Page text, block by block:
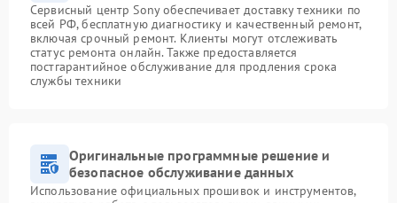
Сервисный центр Sony обеспечивает доставку техники по
всей РФ, бесплатную диагностику и качественный ремонт,
включая срочный ремонт. Клиенты могут отслеживать
статус ремонта онлайн. Также предоставляется
постгарантийное обслуживание для продления срока
службы техники
Оригинальные программные решение и
безопасное обслуживание данных
Использование официальных прошивок и инструментов,